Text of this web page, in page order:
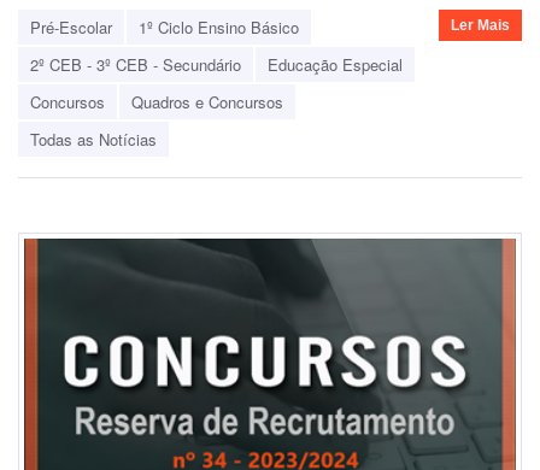
Pré-Escolar
1º Ciclo Ensino Básico
2º CEB - 3º CEB - Secundário
Educação Especial
Concursos
Quadros e Concursos
Todas as Notícias
Ler Mais